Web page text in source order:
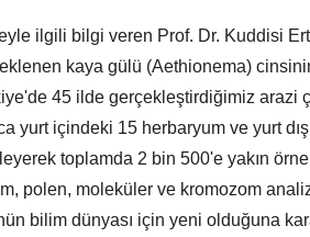
ilgili bilgi veren Prof. Dr. Kuddisi
kaya gülü (Aethionema)
45 ilde gerçekleştirdiğimiz arazi
yurt içindeki 15 herbaryum ve yurt
toplamda 2 bin 500'e yakın
polen, moleküler ve kromozom
bilim dünyası için yeni olduğuna